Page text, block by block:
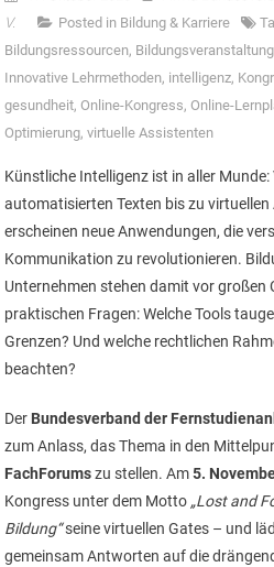
V.
Posted in Bildung & Karriere
Bildungsressourcen, Bildungsveranstaltung
Innovative Lehrmethoden, intelligenz,
gesundheit,Online-Kongress,Online-
Optimierung,virtuelle Assistenten
Künstliche Intelligenz ist in aller
automatisierten Texten bis zu
erscheinen neue Anwendungen, die
Kommunikation zu revolutionieren.
Unternehmen stehen damit vor großen
praktischen Fragen: Welche Tools
Grenzen? Und welche rechtlichen
beachten?
Der Bundesverband der
zum Anlass, das Thema in den
FachForumszu stellen. Am5.
Kongress unter dem Motto „Lost and
Bildung“seine virtuellen Gates – und
gemeinsam Antworten auf die